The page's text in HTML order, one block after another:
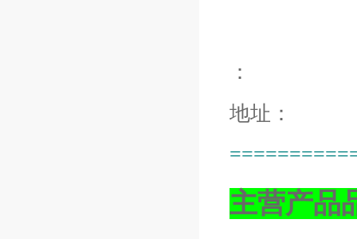
：
地址：
主营产品